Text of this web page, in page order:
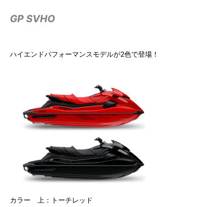
GP SVHO
ハイエンドパフォーマンスモデルが2色で登場！
カラー 上：トーチレッド